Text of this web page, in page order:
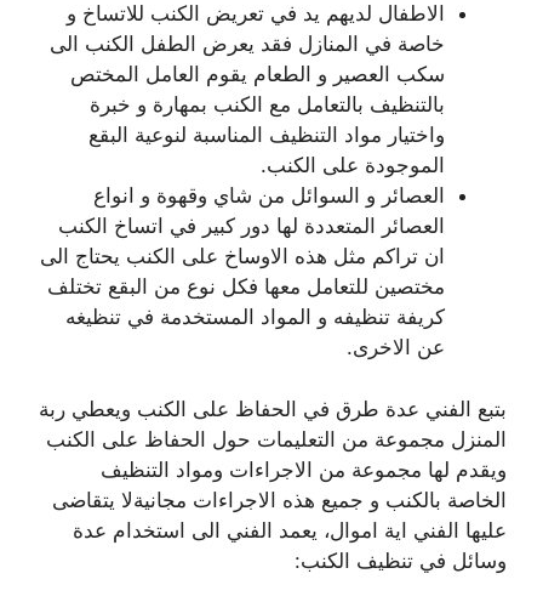
الاطفال لديهم يد في تعريض الكنب للاتساخ و
خاصة في المنازل فقد يعرض الطفل الكنب الى
سكب العصير و الطعام يقوم العامل المختص
بالتنظيف بالتعامل مع الكنب بمهارة و خبرة
واختيار مواد التنظيف المناسبة لنوعية البقع
الموجودة على الكنب.
العصائر و السوائل من شاي وقهوة و انواع
العصائر المتعددة لها دور كبير في اتساخ الكنب
ان تراكم مثل هذه الاوساخ على الكنب يحتاج الى
مختصين للتعامل معها فكل نوع من البقع تختلف
كريفة تنظيفه و المواد المستخدمة في تنظيغه
عن الاخرى.
بتبع الفني عدة طرق في الحفاظ على الكنب ويعطي ربة
المنزل مجموعة من التعليمات حول الحفاظ على الكنب
ويقدم لها مجموعة من الاجراءات ومواد التنظيف
الخاصة بالكنب و جميع هذه الاجراءات مجانيةلا يتقاضى
عليها الفني اية اموال، يعمد الفني الى استخدام عدة
وسائل في تنظيف الكنب: